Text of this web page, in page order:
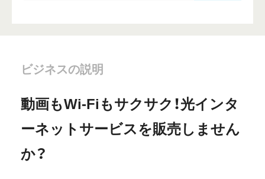
ビジネスの説明
動画もWi-Fiもサクサク！光インタ
ーネットサービスを販売しません
か？